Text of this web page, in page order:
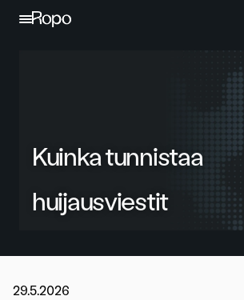
Jatka sisältöön
Kuinka tunnistaa
huijausviestit
29.5.2026